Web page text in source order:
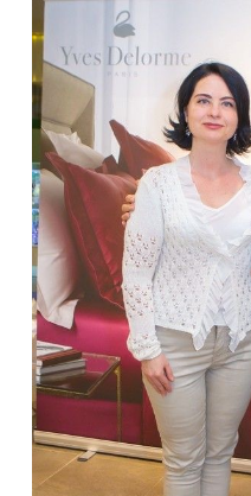
Prenumeruodami portalą,
Jūs sutinkate su
taisyklėmis